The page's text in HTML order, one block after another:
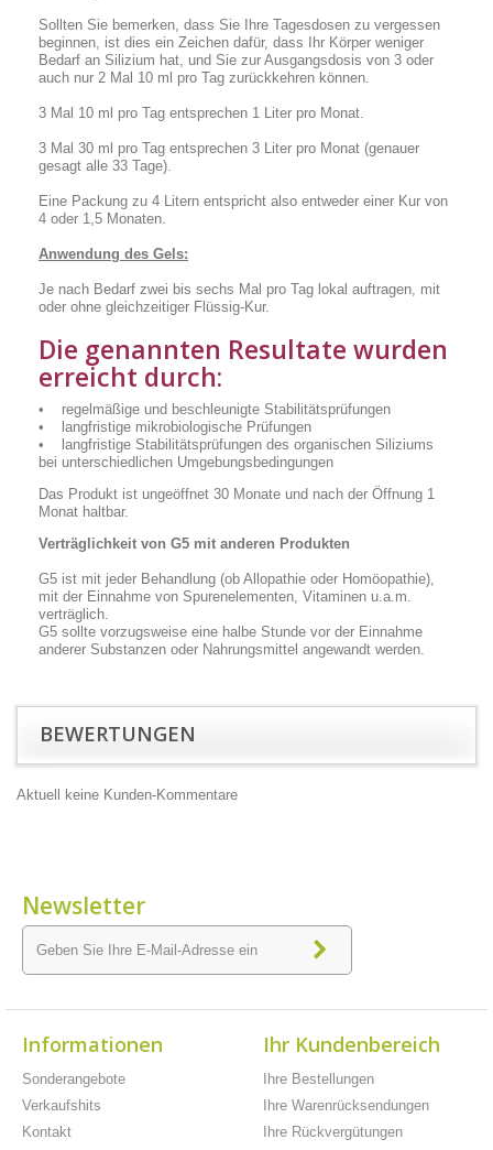
Sollten Sie bemerken, dass Sie Ihre Tagesdosen zu vergessen
beginnen, ist dies ein Zeichen dafür, dass Ihr Körper weniger
Bedarf an Silizium hat, und Sie zur Ausgangsdosis von 3 oder
auch nur 2 Mal 10 ml pro Tag zurückkehren können.
3 Mal 10 ml pro Tag entsprechen 1 Liter pro Monat.
3 Mal 30 ml pro Tag entsprechen 3 Liter pro Monat (genauer
gesagt alle 33 Tage).
Eine Packung zu 4 Litern entspricht also entweder einer Kur von
4 oder 1,5 Monaten.
Anwendung des Gels:
Je nach Bedarf zwei bis sechs Mal pro Tag lokal auftragen, mit
oder ohne gleichzeitiger Flüssig-Kur.
Die genannten Resultate wurden
erreicht durch:
• regelmäßige und beschleunigte Stabilitätsprüfungen
• langfristige mikrobiologische Prüfungen
• langfristige Stabilitätsprüfungen des organischen Siliziums
bei unterschiedlichen Umgebungsbedingungen
Das Produkt ist ungeöffnet 30 Monate und nach der Öffnung 1
Monat haltbar.
Verträglichkeit von G5 mit anderen Produkten
G5 ist mit jeder Behandlung (ob Allopathie oder Homöopathie),
mit der Einnahme von Spurenelementen, Vitaminen u.a.m.
verträglich.
G5 sollte vorzugsweise eine halbe Stunde vor der Einnahme
anderer Substanzen oder Nahrungsmittel angewandt werden.
BEWERTUNGEN
Aktuell keine Kunden-Kommentare
Newsletter
Informationen
Sonderangebote
Verkaufshits
Kontakt
Ihr Kundenbereich
Ihre Bestellungen
Ihre Warenrücksendungen
Ihre Rückvergütungen